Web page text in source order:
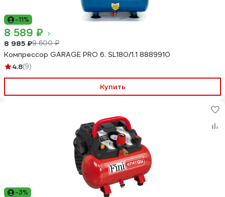
-11%
8 589 ₽
8 985 ₽9 600 ₽
Компрессор GARAGE PRO 6. SL180/1.1 8889910
4.8(9)
Купить
-3%